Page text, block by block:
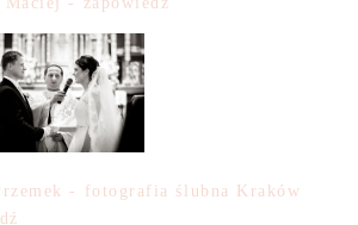
- fotografia ślubna Kraków